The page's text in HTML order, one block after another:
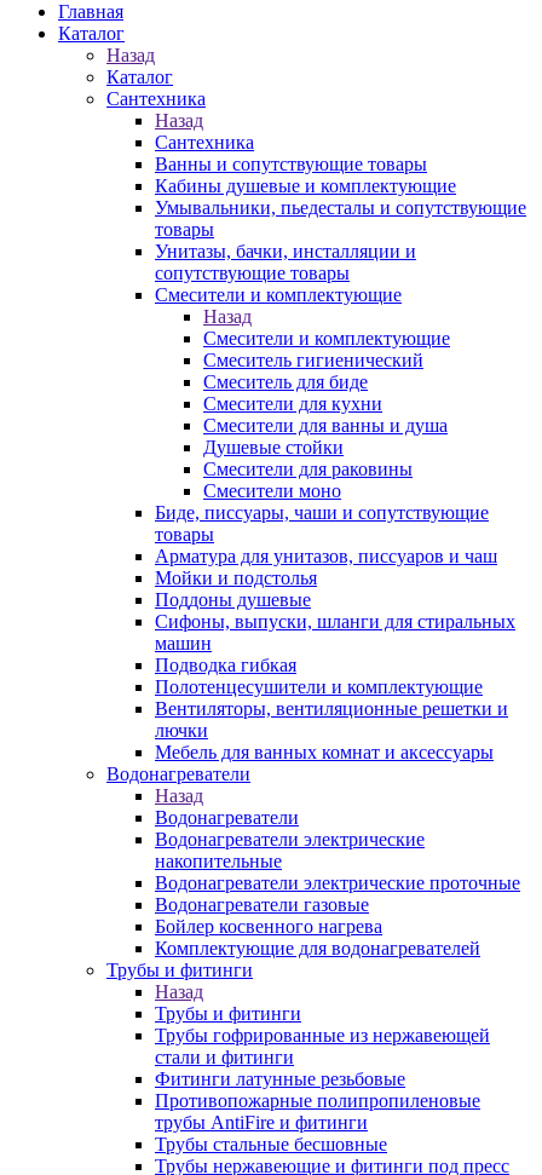
Главная
Каталог
Назад
Каталог
Сантехника
Назад
Сантехника
Ванны и сопутствующие товары
Кабины душевые и комплектующие
Умывальники, пьедесталы и сопутствующие
товары
Унитазы, бачки, инсталляции и
сопутствующие товары
Смесители и комплектующие
Назад
Смесители и комплектующие
Смеситель гигиенический
Смеситель для биде
Смесители для кухни
Смесители для ванны и душа
Душевые стойки
Смесители для раковины
Смесители моно
Биде, писсуары, чаши и сопутствующие
товары
Арматура для унитазов, писсуаров и чаш
Мойки и подстолья
Поддоны душевые
Сифоны, выпуски, шланги для стиральных
машин
Подводка гибкая
Полотенцесушители и комплектующие
Вентиляторы, вентиляционные решетки и
лючки
Мебель для ванных комнат и аксессуары
Водонагреватели
Назад
Водонагреватели
Водонагреватели электрические
накопительные
Водонагреватели электрические проточные
Водонагреватели газовые
Бойлер косвенного нагрева
Комплектующие для водонагревателей
Трубы и фитинги
Назад
Трубы и фитинги
Трубы гофрированные из нержавеющей
стали и фитинги
Фитинги латунные резьбовые
Противопожарные полипропиленовые
трубы AntiFire и фитинги
Трубы стальные бесшовные
Трубы нержавеющие и фитинги под пресс